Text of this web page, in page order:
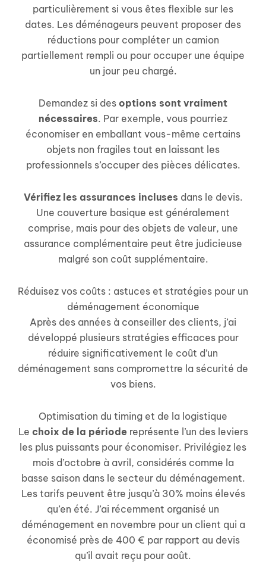
particulièrement si vous êtes flexible sur les
dates. Les déménageurs peuvent proposer des
réductions pour compléter un camion
partiellement rempli ou pour occuper une équipe
un jour peu chargé.
Demandez si des options sont vraiment
nécessaires. Par exemple, vous pourriez
économiser en emballant vous-même certains
objets non fragiles tout en laissant les
professionnels s’occuper des pièces délicates.
Vérifiez les assurances incluses dans le devis.
Une couverture basique est généralement
comprise, mais pour des objets de valeur, une
assurance complémentaire peut être judicieuse
malgré son coût supplémentaire.
Réduisez vos coûts : astuces et stratégies pour un
déménagement économique
Après des années à conseiller des clients, j’ai
développé plusieurs stratégies efficaces pour
réduire significativement le coût d’un
déménagement sans compromettre la sécurité de
vos biens.
Optimisation du timing et de la logistique
Le choix de la période représente l’un des leviers
les plus puissants pour économiser. Privilégiez les
mois d’octobre à avril, considérés comme la
basse saison dans le secteur du déménagement.
Les tarifs peuvent être jusqu’à 30% moins élevés
qu’en été. J’ai récemment organisé un
déménagement en novembre pour un client qui a
économisé près de 400 € par rapport au devis
qu’il avait reçu pour août.